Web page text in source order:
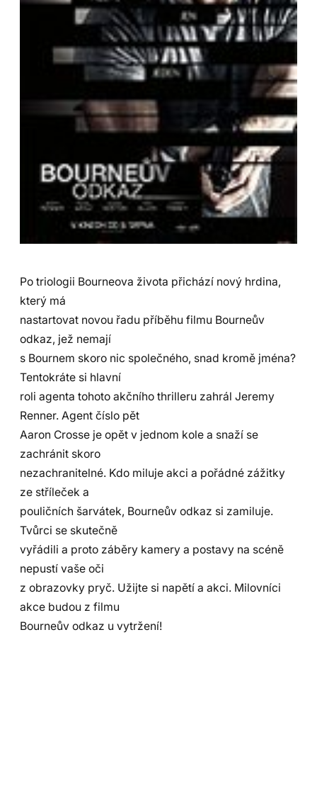
Po triologii Bourneova života přichází nový hrdina,
který má
nastartovat novou řadu příběhu filmu Bourneův
odkaz, jež nemají
s Bournem skoro nic společného, snad kromě jména?
Tentokráte si hlavní
roli agenta tohoto akčního thrilleru zahrál Jeremy
Renner. Agent číslo pět
Aaron Crosse je opět v jednom kole a snaží se
zachránit skoro
nezachranitelné. Kdo miluje akci a pořádné zážitky
ze stříleček a
pouličních šarvátek, Bourneův odkaz si zamiluje.
Tvůrci se skutečně
vyřádili a proto záběry kamery a postavy na scéně
nepustí vaše oči
z obrazovky pryč. Užijte si napětí a akci. Milovníci
akce budou z filmu
Bourneův odkaz u vytržení!